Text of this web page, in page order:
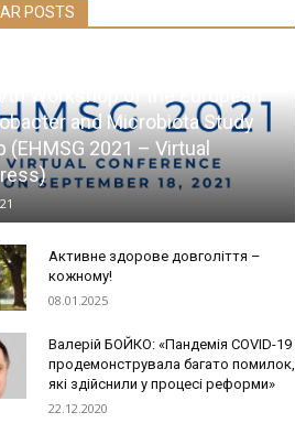
POSTS
Workshop of the European
and Microbiota Study
(EHMSG 2021 – Virtual
Активне здорове довголіття –
кожному!
08.01.2025
Валерій БОЙКО: «Пандемія COVID-19
продемонструвала багато помилок,
які здійснили у процесі реформи»
22.12.2020